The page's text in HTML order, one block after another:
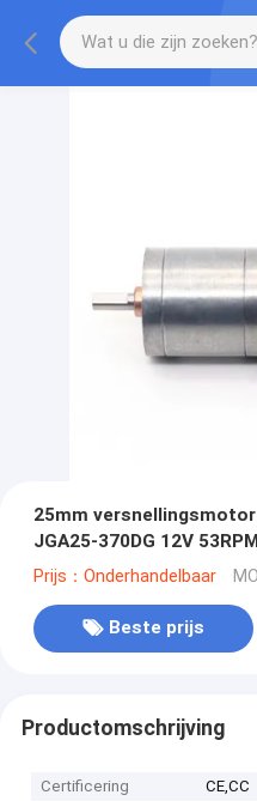
25mm
JGA25-370DG 12V
Gearbox Micro Speed
Prijs：Onderhandelbaar
Beste prijs
Productomschrijving
Certificering
CE,CC